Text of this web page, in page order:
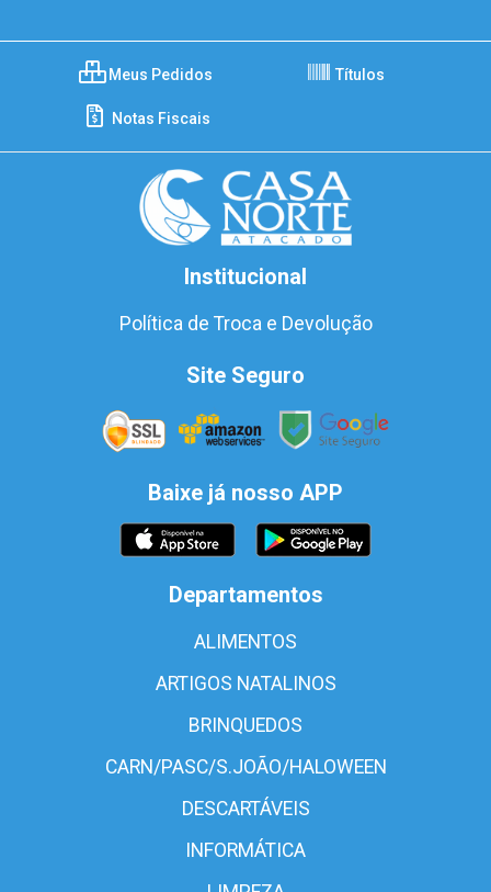
Meus Pedidos Títulos
Notas Fiscais
Institucional
Política de Troca e Devolução
Site Seguro
Baixe já nosso APP
Departamentos
ALIMENTOS
ARTIGOS NATALINOS
BRINQUEDOS
CARN/PASC/S.JOÃO/HALOWEEN
DESCARTÁVEIS
INFORMÁTICA